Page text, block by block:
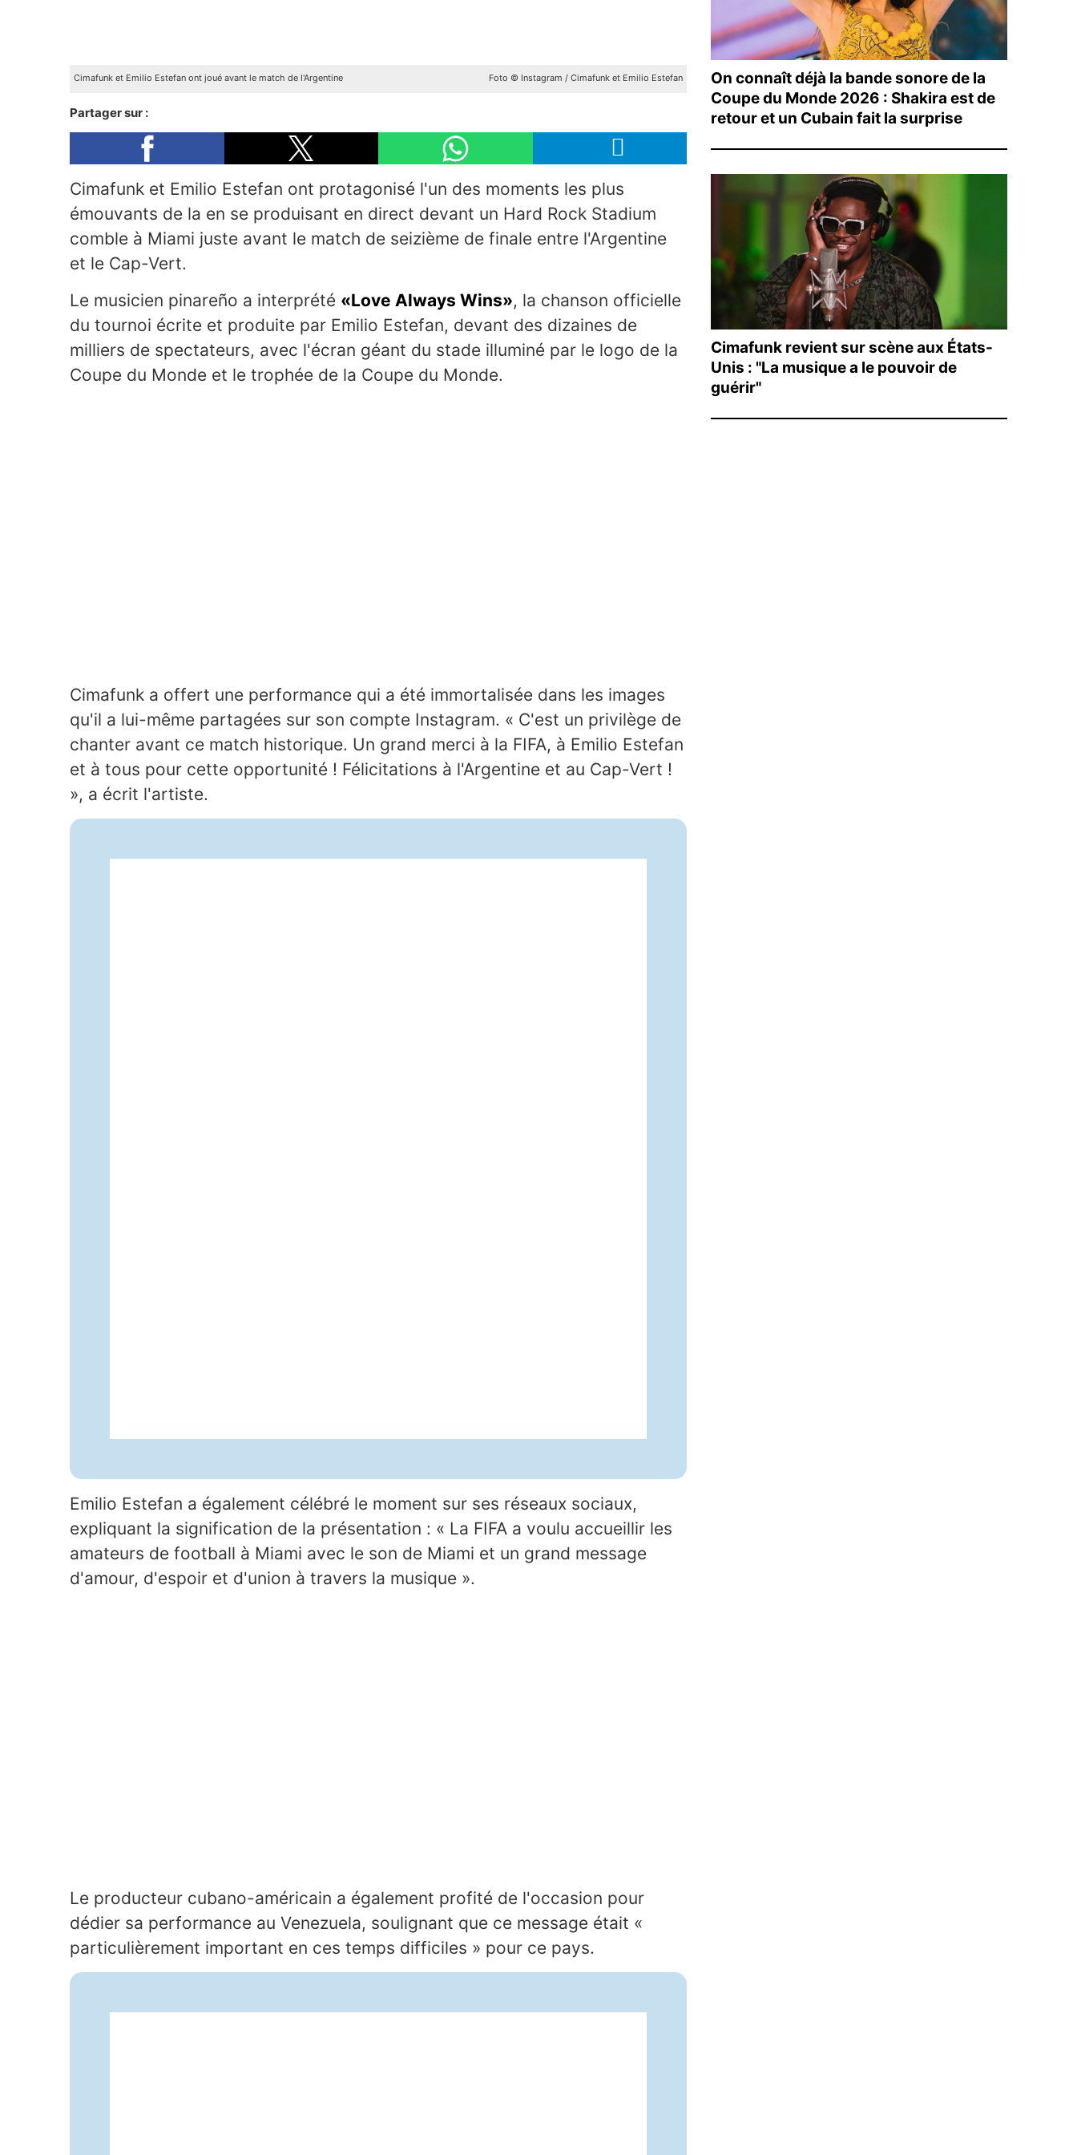
Cimafunk et Emilio Estefan ont joué avant le match de l'Argentine Foto © Instagram / Cimafunk et Emilio Estefan
Partager sur :
Cimafunk et Emilio Estefan ont protagonisé l'un des moments les plus
émouvants de la en se produisant en direct devant un Hard Rock Stadium
comble à Miami juste avant le match de seizième de finale entre l'Argentine
et le Cap-Vert.
Le musicien pinareño a interprété «Love Always Wins», la chanson officielle
du tournoi écrite et produite par Emilio Estefan, devant des dizaines de
milliers de spectateurs, avec l'écran géant du stade illuminé par le logo de la
Coupe du Monde et le trophée de la Coupe du Monde.
Cimafunk a offert une performance qui a été immortalisée dans les images
qu'il a lui-même partagées sur son compte Instagram. « C'est un privilège de
chanter avant ce match historique. Un grand merci à la FIFA, à Emilio Estefan
et à tous pour cette opportunité ! Félicitations à l'Argentine et au Cap-Vert !
», a écrit l'artiste.
Emilio Estefan a également célébré le moment sur ses réseaux sociaux,
expliquant la signification de la présentation : « La FIFA a voulu accueillir les
amateurs de football à Miami avec le son de Miami et un grand message
d'amour, d'espoir et d'union à travers la musique ».
Le producteur cubano-américain a également profité de l'occasion pour
dédier sa performance au Venezuela, soulignant que ce message était «
particulièrement important en ces temps difficiles » pour ce pays.
On connaît déjà la bande sonore de la
Coupe du Monde 2026 : Shakira est de
retour et un Cubain fait la surprise
Cimafunk revient sur scène aux États-
Unis : "La musique a le pouvoir de
guérir"